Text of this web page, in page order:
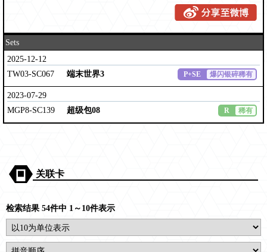
Sets
2025-12-12
TW03-SC067
端末世界3 P+SE 爆闪银碎稀有
2023-07-29
MGP8-SC139
超级包08 R 稀有
关联卡
检索结果 54件中 1～10件表示